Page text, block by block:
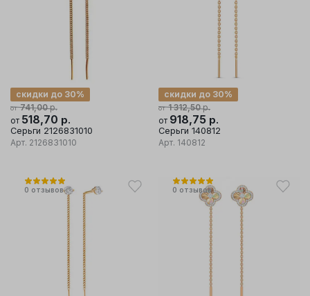
от 741,00р.
скидки до 30%
от 518,70 р.
Серьги 2126831010
Арт. 2126831010
от 1 312,50р.
скидки до 30%
от 918,75 р.
Серьги 140812
Арт. 140812
0 отзывов 0 отзывов